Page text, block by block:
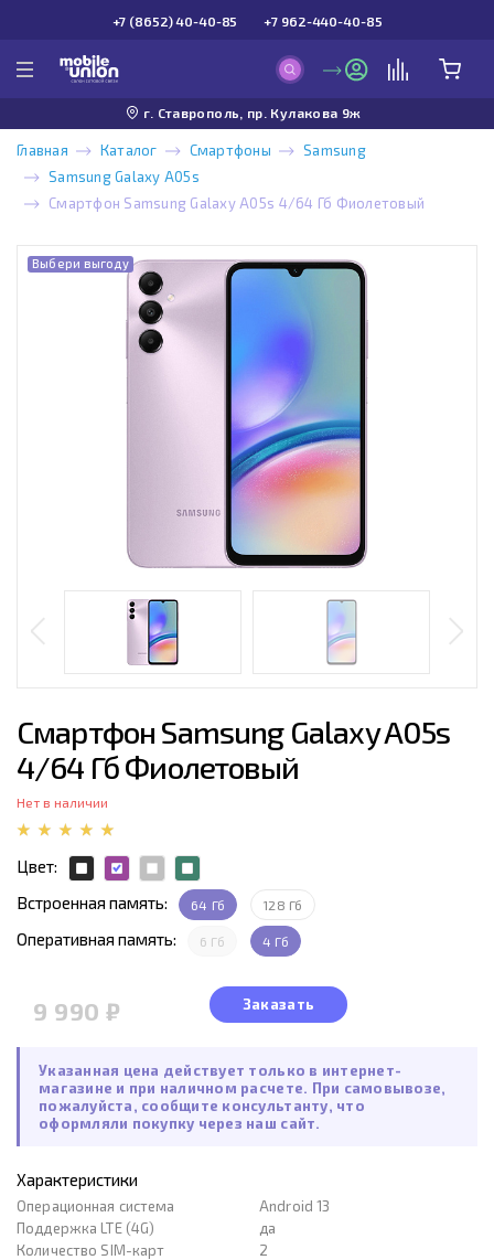
+7 (8652) 40-40-85 +7 962-440-40-85
г. Ставрополь, пр. Кулакова 9ж
Главная Каталог Смартфоны
Samsung
Samsung Galaxy A05s
Смартфон Samsung Galaxy A05s 4/64 Гб Фиолетовый
Выбери выгоду
Смартфон Samsung Galaxy A05s
4/64 Гб Фиолетовый
Нет в наличии
Цвет:
Встроенная память:
64 Гб 128 Гб
Оперативная память: 6 Гб 4 Гб
9 990 ₽ Заказать
Указанная цена действует только в интернет-
магазине и при наличном расчете. При самовывозе,
пожалуйста, сообщите консультанту, что
оформляли покупку через наш сайт.
Характеристики
Операционная система
Android 13
Поддержка LTE (4G)
да
Количество SIM-карт
2